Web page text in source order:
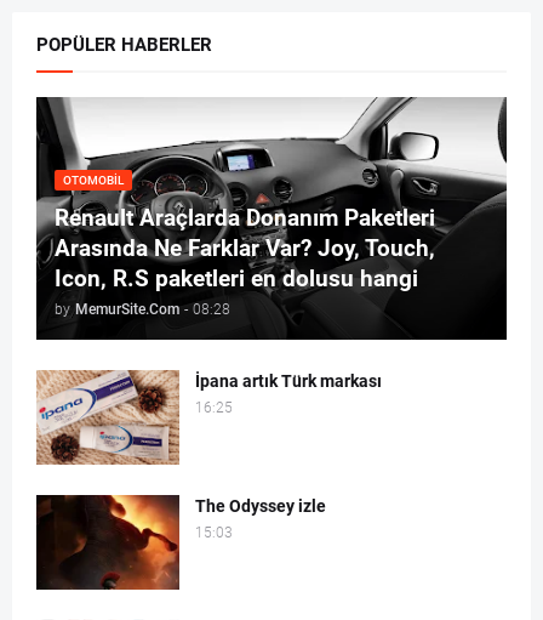
POPÜLER HABERLER
OTOMOBIL
Renault Araçlarda Donanım Paketleri
Arasında Ne Farklar Var? Joy, Touch,
Icon, R.S paketleri en dolusu hangi
by MemurSite.Com - 08:28
İpana artık Türk markası
16:25
The Odyssey izle
15:03